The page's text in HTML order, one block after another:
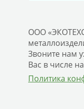
ООО
Звоните нам
Вас в числе
Политика